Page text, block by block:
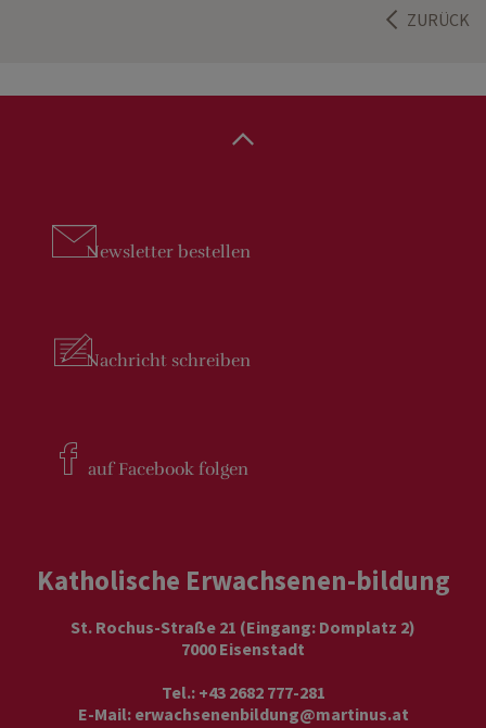
ZURÜCK
Newsletter bestellen
Nachricht schreiben
auf Facebook folgen
Katholische Erwachsenen-bildung
St. Rochus-Straße 21 (Eingang: Domplatz 2)
7000 Eisenstadt
Tel.: +43 2682 777-281
E-Mail: erwachsenenbildung@martinus.at